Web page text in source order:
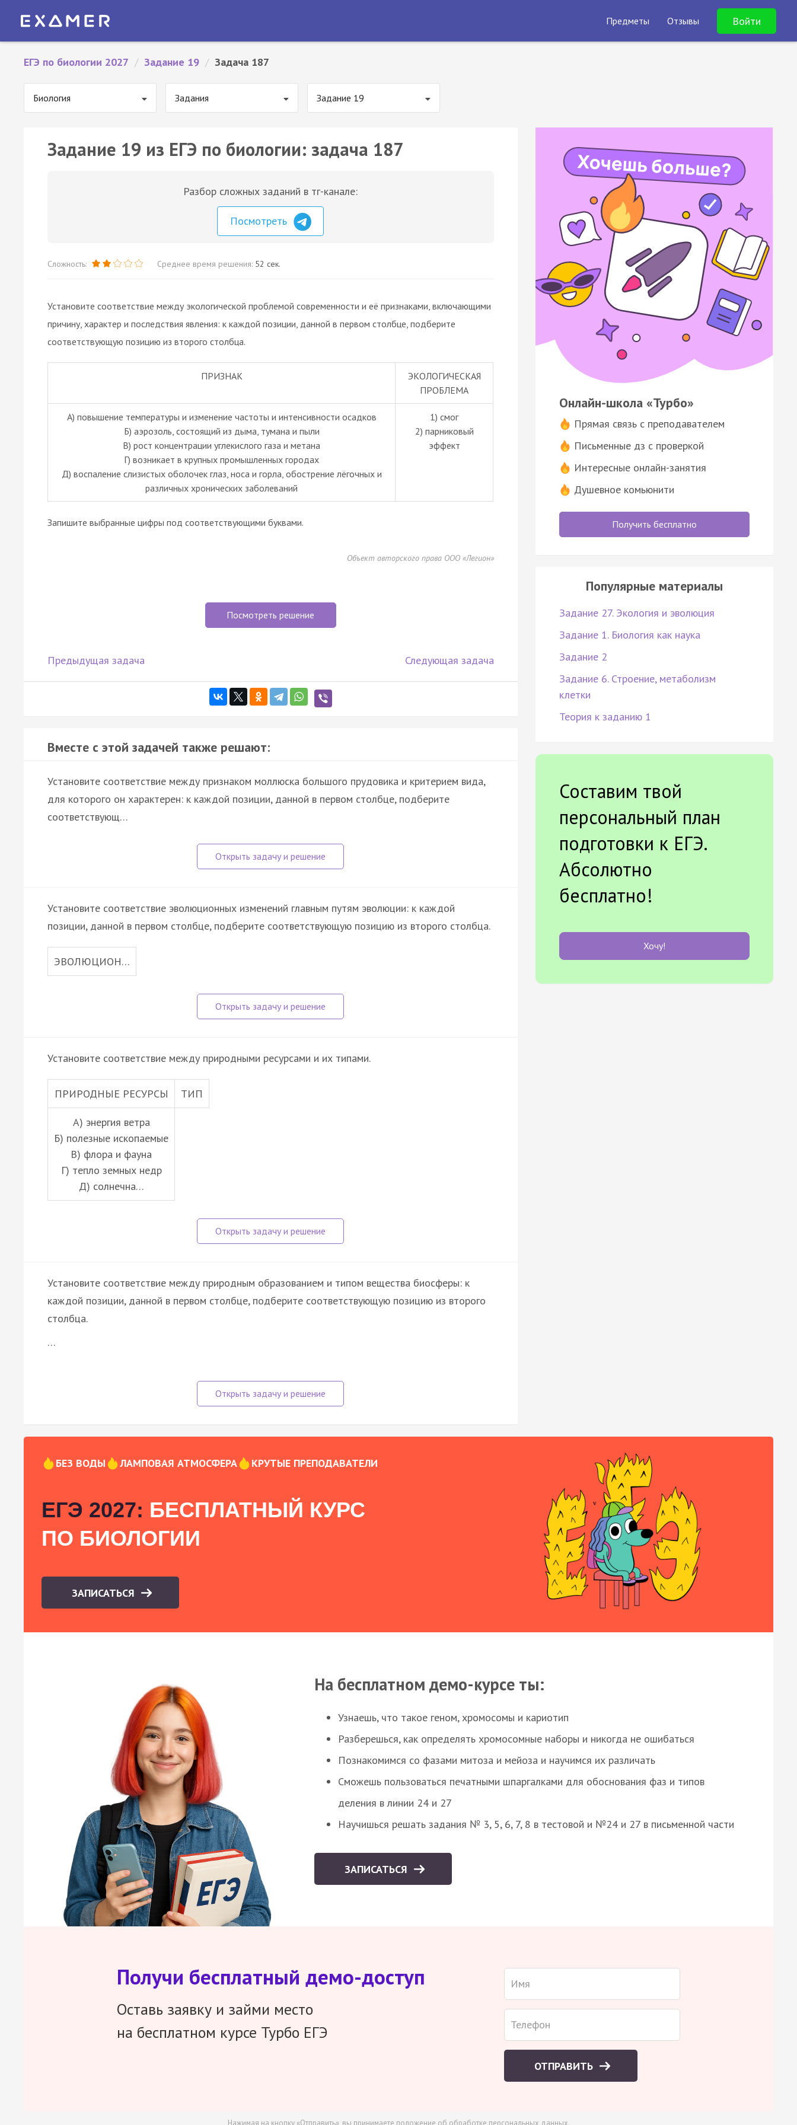
Предметы Отзывы Войти
ЕГЭ по биологии 2027 / Задание 19 / Задача 187
Биология Задания Задание 19
Задание 19 из ЕГЭ по биологии: задача 187
Разбор сложных заданий в тг-канале:
Посмотреть
Сложность: Среднее время решения: 52 сек.
Установите соответствие между экологической проблемой современности и её признаками, включающими
причину, характер и последствия явления: к каждой позиции, данной в первом столбце, подберите
соответствующую позицию из второго столбца.
ПРИЗНАК
ЭКОЛОГИЧЕСКАЯ
ПРОБЛЕМА
А) повышение температуры и изменение частоты и интенсивности осадков
Б) аэрозоль, состоящий из дыма, тумана и пыли
В) рост концентрации углекислого газа и метана
Г) возникает в крупных промышленных городах
Д) воспаление слизистых оболочек глаз, носа и горла, обострение лёгочных и
различных хронических заболеваний
1) смог
2) парниковый
эффект
Запишите выбранные цифры под соответствующими буквами.
Объект авторского права ООО «Легион»
Посмотреть решение
Предыдущая задача Следующая задача
Вместе с этой задачей также решают:
Установите соответствие между признаком моллюска большого прудовика и критерием вида,
для которого он характерен: к каждой позиции, данной в первом столбце, подберите
соответствующ…
Установите соответствие эволюционных изменений главным путям эволюции: к каждой
позиции, данной в первом столбце, подберите соответствующую позицию из второго столбца.
ЭВОЛЮЦИОН…
Установите соответствие между природными ресурсами и их типами.
ПРИРОДНЫЕ РЕСУРСЫ ТИП
А) энергия ветра
Б) полезные ископаемые
В) флора и фауна
Г) тепло земных недр
Д) солнечна…
Установите соответствие между природным образованием и типом вещества биосферы: к
каждой позиции, данной в первом столбце, подберите соответствующую позицию из второго
столбца.
…
Онлайн-школа «Турбо»
Прямая связь с преподавателем
Письменные дз с проверкой
Интересные онлайн-занятия
Душевное комьюнити
Получить бесплатно
Популярные материалы
Задание 27. Экология и эволюция
Задание 1. Биология как наука
Задание 2
Задание 6. Строение, метаболизм
клетки
Теория к заданию 1
Составим твой
персональный план
подготовки к ЕГЭ.
Абсолютно
бесплатно!
Хочу!
БЕЗ ВОДЫ ЛАМПОВАЯ АТМОСФЕРА КРУТЫЕ ПРЕПОДАВАТЕЛИ
ЕГЭ 2027: БЕСПЛАТНЫЙ КУРС
ПО БИОЛОГИИ
ЗАПИСАТЬСЯ
На бесплатном демо-курсе ты:
Узнаешь, что такое геном, хромосомы и кариотип
Разберешься, как определять хромосомные наборы и никогда не ошибаться
Познакомимся со фазами митоза и мейоза и научимся их различать
Сможешь пользоваться печатными шпаргалками для обоснования фаз и типов
деления в линии 24 и 27
Научишься решать задания № 3, 5, 6, 7, 8 в тестовой и №24 и 27 в письменной части
ЗАПИСАТЬСЯ
Получи бесплатный демо-доступ
Оставь заявку и займи место
на бесплатном курсе Турбо ЕГЭ
ОТПРАВИТЬ
Нажимая на кнопку «Отправить», вы принимаете положение об обработке персональных данных.